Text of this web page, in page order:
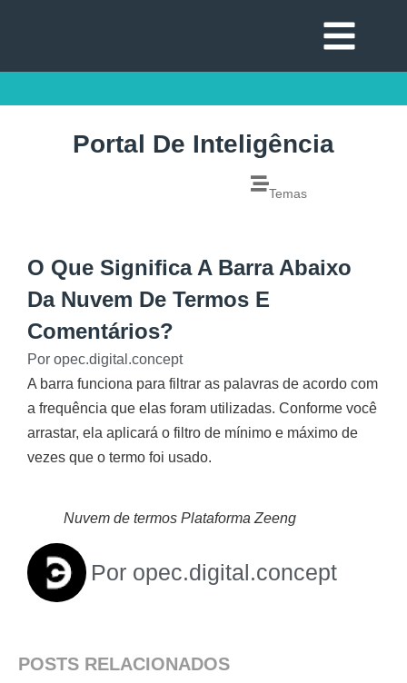
Portal De Inteligência
Temas
O Que Significa A Barra Abaixo
Da Nuvem De Termos E
Comentários?
Por opec.digital.concept
A barra funciona para filtrar as palavras de acordo com
a frequência que elas foram utilizadas. Conforme você
arrastar, ela aplicará o filtro de mínimo e máximo de
vezes que o termo foi usado.
Nuvem de termos Plataforma Zeeng
Por opec.digital.concept
POSTS RELACIONADOS